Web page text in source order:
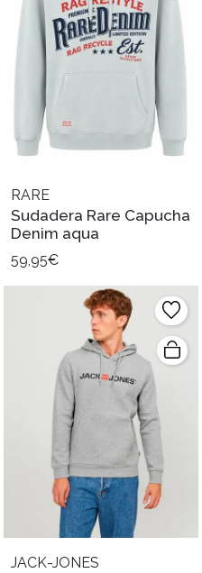
RARE
Sudadera Rare Capucha
Denim aqua
59,95€
JACK-JONES